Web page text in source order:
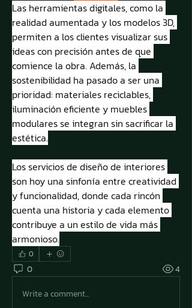
Las herramientas digitales, como la
realidad aumentada y los modelos 3D,
permiten a los clientes visualizar sus
ideas con precisión antes de que
comience la obra. Además, la
sostenibilidad ha pasado a ser una
prioridad: materiales reciclables,
iluminación eficiente y muebles
modulares se integran sin sacrificar la
estética.
Los servicios de diseño de interiores
son hoy una sinfonía entre creatividad
y funcionalidad, donde cada rincón
cuenta una historia y cada elemento
contribuye a un estilo de vida más
armonioso.
0
0
4
Write a comment...